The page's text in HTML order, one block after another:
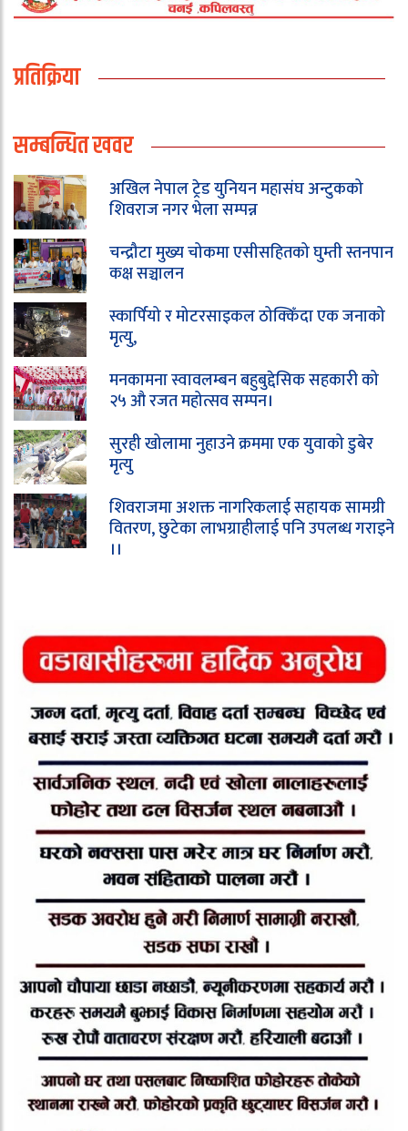
प्रतिक्रिया
सम्बन्धित खवर
अखिल नेपाल ट्रेड युनियन महासंघ अन्टुकको
शिवराज नगर भेला सम्पन्न
चन्द्रौटा मुख्य चोकमा एसीसहितको घुम्ती स्तनपान
कक्ष सञ्चालन
स्कार्पियो र मोटरसाइकल ठोक्किँदा एक जनाको
मृत्यु,
मनकामना स्वावलम्बन बहुबुद्देसिक सहकारी को
२५ औ रजत महोत्सव सम्पन।
सुरही खोलामा नुहाउने क्रममा एक युवाको डुबेर
मृत्यु
शिवराजमा अशक्त नागरिकलाई सहायक सामग्री
वितरण, छुटेका लाभग्राहीलाई पनि उपलब्ध गराइने
।।